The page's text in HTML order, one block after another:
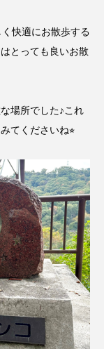
快適にお散歩する
とっても良いお散
場所でした♪これ
てくださいね⭐︎